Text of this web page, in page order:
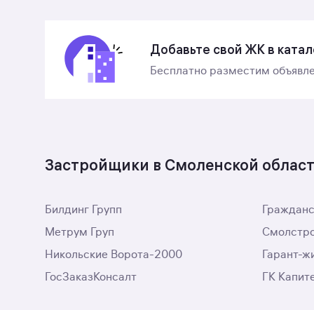
Добавьте свой ЖК в
Бесплатно разместим
Застройщики в Смоленской
Билдинг Групп
Метрум Груп
Никольские Ворота-2000
Гарант-
ГосЗаказКонсалт
ГК